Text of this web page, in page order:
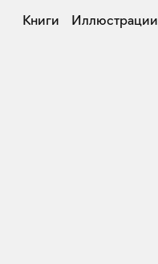
Книги Иллюстрации